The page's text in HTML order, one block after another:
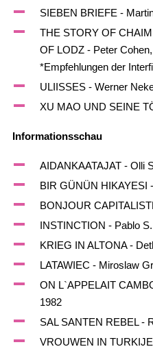
SIEBEN BRIEFE -
THE STORY OF
OF LODZ - Peter
*Empfehlungen der
ULIISSES - Werner
XU MAO UND SEINE
Informationsschau
AIDANKAATAJAT - Olli
BIR GÜNÜN HIKAYESI
BONJOUR
INSTINCTION - Pablo
KRIEG IN ALTONA -
LATAWIEC - Miroslaw
ON L`APPELAIT
1982
SAL SANTEN REBEL -
VROUWEN IN